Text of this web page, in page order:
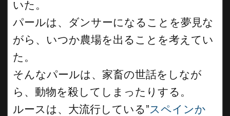
いた。
パールは、ダンサーになることを夢見な
がら、いつか農場を出ることを考えてい
た。
そんなパールは、家畜の世話をしなが
ら、動物を殺してしまったりする。
ルースは、大流行している”スペインか